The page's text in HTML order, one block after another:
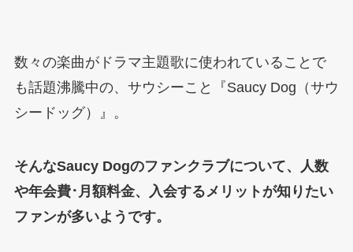
数々の楽曲がドラマ主題歌に使われていることで
も話題沸騰中の、サウシーこと『Saucy Dog（サウ
シードッグ）』。
そんなSaucy Dogのファンクラブについて、人数
や年会費･月額料金、入会するメリットが知りたい
ファンが多いようです。